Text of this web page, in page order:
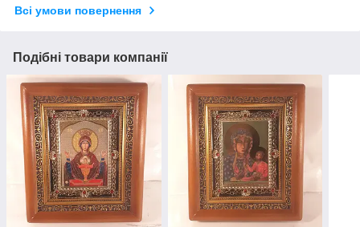
Всі умови повернення
Подібні товари компанії